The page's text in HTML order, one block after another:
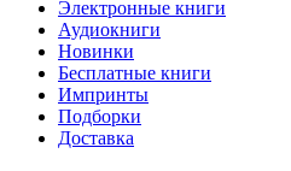
Электронные книги
Аудиокниги
Новинки
Бесплатные книги
Импринты
Подборки
Доставка